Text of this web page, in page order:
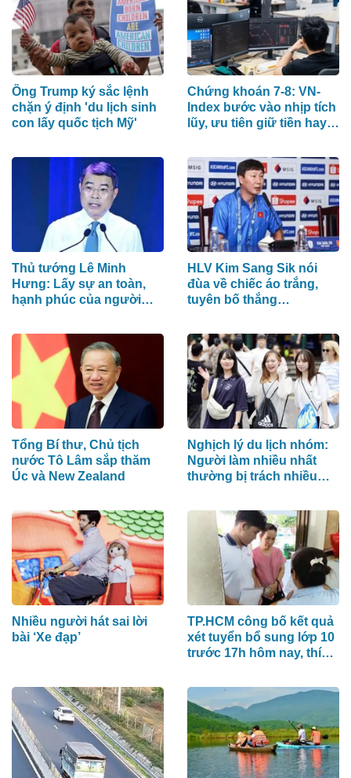
Ông Trump ký sắc lệnh
chặn ý định 'du lịch sinh
con lấy quốc tịch Mỹ'
Chứng khoán 7-8: VN-
Index bước vào nhịp tích
lũy, ưu tiên giữ tiền hay
Thủ tướng Lê Minh
Hưng: Lấy sự an toàn,
hạnh phúc của người
ninh mạng
HLV Kim Sang Sik nói
đùa về chiếc áo trắng,
tuyên bố thắng
hình mạnh nhất
Tổng Bí thư, Chủ tịch
nước Tô Lâm sắp thăm
Úc và New Zealand
Nghịch lý du lịch nhóm:
Người làm nhiều nhất
thường bị trách nhiều
Nhiều người hát sai lời
bài ‘Xe đạp’
TP.HCM công bố kết quả
xét tuyển bổ sung lớp 10
trước 17h hôm nay, thí